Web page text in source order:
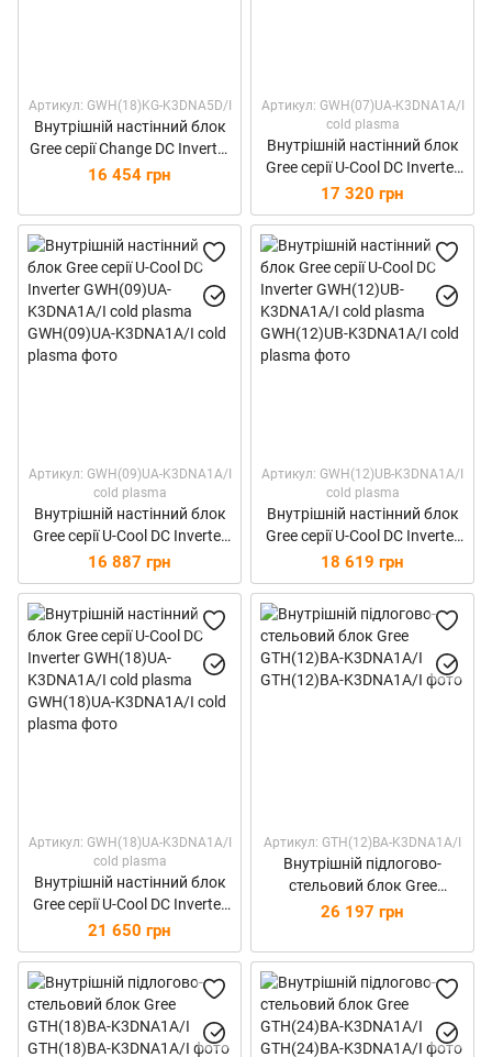
Артикул: GWH(18)KG-K3DNA5D/I
Внутрішній настінний блок
Gree серії Change DC Inverter
GWH(18)KG-K3DNA5D/I
16 454 грн
Артикул: GWH(07)UA-K3DNA1A/I
cold plasma
Внутрішній настінний блок
Gree серії U-Cool DC Inverter
GWH(07)UA-K3DNA1A/I cold
plasma
17 320 грн
Артикул: GWH(09)UA-K3DNA1A/I
cold plasma
Внутрішній настінний блок
Gree серії U-Cool DC Inverter
GWH(09)UA-K3DNA1A/I cold
plasma
16 887 грн
Артикул: GWH(12)UB-K3DNA1A/I
cold plasma
Внутрішній настінний блок
Gree серії U-Cool DC Inverter
GWH(12)UB-K3DNA1A/I cold
plasma
18 619 грн
Артикул: GWH(18)UA-K3DNA1A/I
cold plasma
Внутрішній настінний блок
Gree серії U-Cool DC Inverter
GWH(18)UA-K3DNA1A/I cold
plasma
21 650 грн
Артикул: GTH(12)BA-K3DNA1A/I
Внутрішній підлогово-
стельовий блок Gree
GTH(12)BA-K3DNA1A/I
26 197 грн